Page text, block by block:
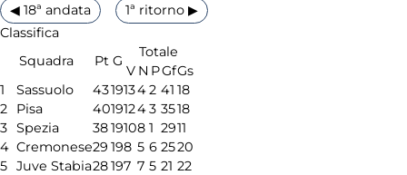
◀ 18ª andata
1ª ritorno ▶
Classifica
Squadra
Pt G
Totale
V N PGfGs
1
Sassuolo 43191342 41 18
2
Pisa 40191243 3518
3 Spezia 3819108 1 2911
4 Cremonese29 198 5 6 2520
5 Juve Stabia28197 7 5 21 22